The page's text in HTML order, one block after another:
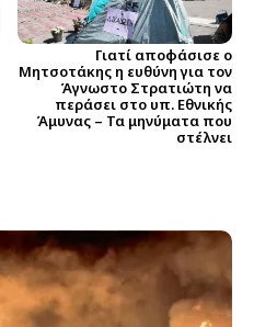
Γιατί αποφάσισε ο
Μητσοτάκης η ευθύνη για τον
Άγνωστο Στρατιώτη να
περάσει στο υπ. Εθνικής
Άμυνας – Τα μηνύματα που
στέλνει